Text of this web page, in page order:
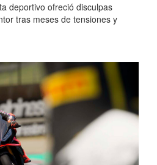
deportivo ofreció disculpas
tras meses de tensiones y